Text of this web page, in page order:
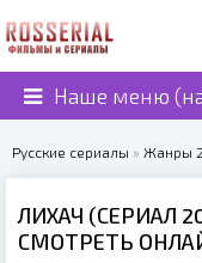
Наше меню
Русские сериалы » Жанры
ЛИХАЧ (СЕРИАЛ
СМОТРЕТЬ